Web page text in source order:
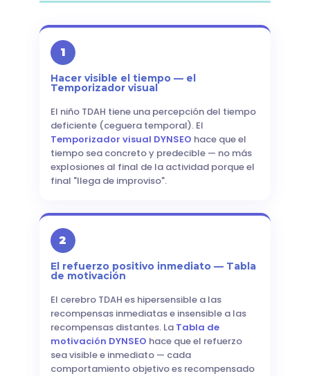
1
Hacer visible el tiempo — el
Temporizador visual
El niño TDAH tiene una percepción del tiempo
deficiente (ceguera temporal). El
Temporizador visual DYNSEO hace que el
tiempo sea concreto y predecible — no más
explosiones al final de la actividad porque el
final "llega de improviso".
2
El refuerzo positivo inmediato — Tabla
de motivación
El cerebro TDAH es hipersensible a las
recompensas inmediatas e insensible a las
recompensas distantes. La Tabla de
motivación DYNSEO hace que el refuerzo
sea visible e inmediato — cada
comportamiento objetivo es recompensado